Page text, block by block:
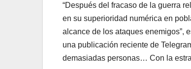
“Después del fracaso de la guerra
en su superioridad numérica en
alcance de los ataques enemigos”,
una publicación reciente de
demasiadas personas… Con la